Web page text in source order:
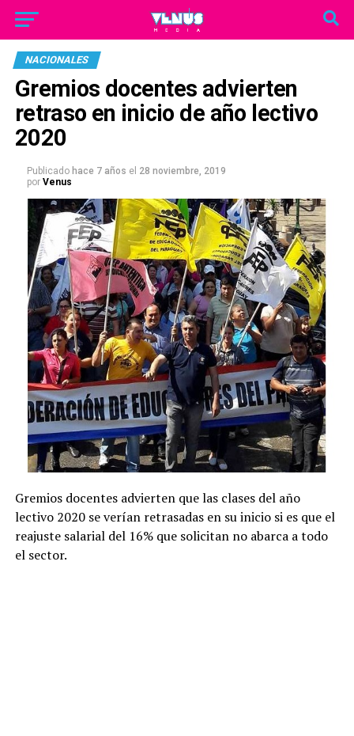
NACIONALES
Gremios docentes advierten
retraso en inicio de año lectivo
2020
Publicado hace 7 años el 28 noviembre, 2019
por Venus
Gremios docentes advierten que las clases del año
lectivo 2020 se verían retrasadas en su inicio si es que el
reajuste salarial del 16% que solicitan no abarca a todo
el sector.